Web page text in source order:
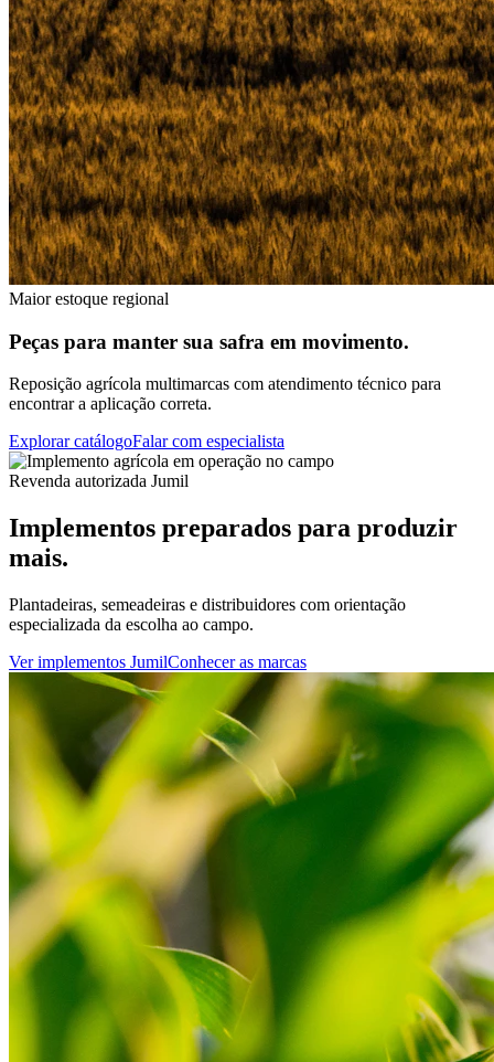
Maior estoque regional
Peças para manter sua safra em movimento.
Reposição agrícola multimarcas com atendimento técnico para
encontrar a aplicação correta.
Explorar catálogoFalar com especialista
Revenda autorizada Jumil
Implementos preparados para produzir
mais.
Plantadeiras, semeadeiras e distribuidores com orientação
especializada da escolha ao campo.
Ver implementos JumilConhecer as marcas